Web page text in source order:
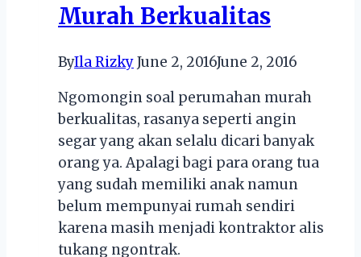
Murah Berkualitas
ByIla RizkyJune 2, 2016June 2, 2016
Ngomongin soal perumahan murah
berkualitas, rasanya seperti angin
segar yang akan selalu dicari banyak
orang ya. Apalagi bagi para orang tua
yang sudah memiliki anak namun
belum mempunyai rumah sendiri
karena masih menjadi kontraktor alis
tukang ngontrak.